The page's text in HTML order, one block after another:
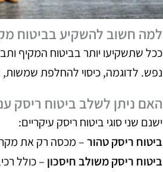
למה חשוב להשקיע בביטוח
ככל שתשקיעו יותר בביטוח המקיף
נפש. לדוגמה, כיסוי להחלפת שמשות,
האם ניתן לשלב ביטוח ריסק
ישנם שני סוגי ביטוח ריסק עיקריים:
ביטוח ריסק טהור– מכסה רק את מקרי
ביטוח ריסק משולב חיסכון – כולל